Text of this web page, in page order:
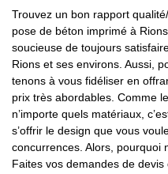
Trouvez un bon rapport
pose de béton imprimé à
soucieuse de toujours
Rions et ses environs. Aussi,
tenons à vous fidéliser en
prix très abordables. Comme
n’importe quels matériaux,
s’offrir le design que vous
concurrences. Alors, pourquoi
Faites vos demandes de